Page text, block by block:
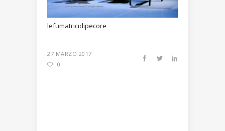
lefumatricidipecore
27 MARZO 2017
0